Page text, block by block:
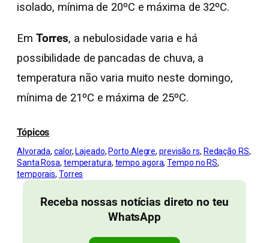
isolado, mínima de 20ºC e máxima de 32ºC.
Em Torres, a nebulosidade varia e há
possibilidade de pancadas de chuva, a
temperatura não varia muito neste domingo,
mínima de 21ºC e máxima de 25ºC.
Tópicos
Alvorada, calor, Lajeado, Porto Alegre, previsão rs, Redação RS
Santa Rosa, temperatura, tempo agora, Tempo no RS
temporais, Torres
Receba nossas notícias direto no teu
WhatsApp